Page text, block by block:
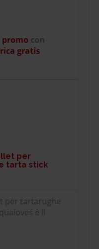
promo con
gratis
per
tarta stick
per tartarughe
è il